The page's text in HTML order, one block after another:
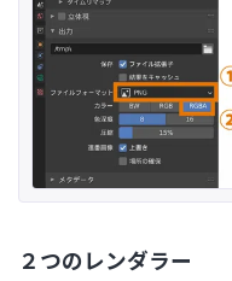
２つのレンダラー